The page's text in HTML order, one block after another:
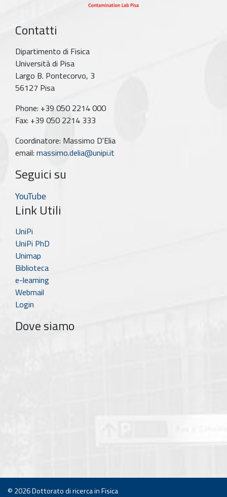
Contatti
Dipartimento di Fisica
Università di Pisa
Largo B. Pontecorvo, 3
56127 Pisa
Phone: +39 050 2214 000
Fax: +39 050 2214 333
Coordinatore: Massimo D'Elia
email: massimo.delia@unipi.it
Seguici su
YouTube
Link Utili
UniPi
UniPi PhD
Unimap
Biblioteca
e-learning
Webmail
Login
Dove siamo
© 2026Dottorato di ricerca in Fisica